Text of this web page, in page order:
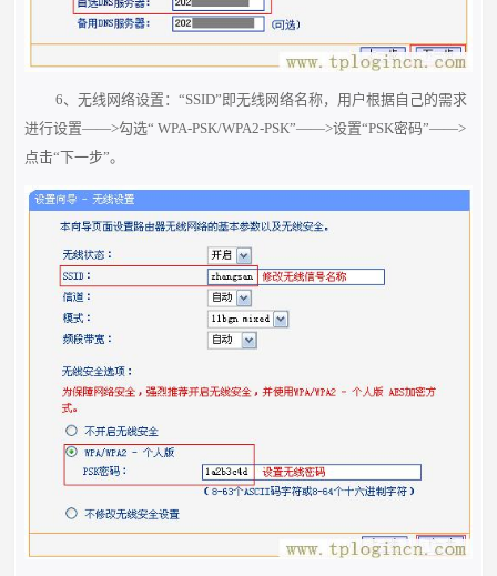
6、无线网络设置：“SSID”即无线网络名称，用户根据自己的需求
进行设置——>勾选“ WPA-PSK/WPA2-PSK”——>设置“PSK密码”——>
点击“下一步”。